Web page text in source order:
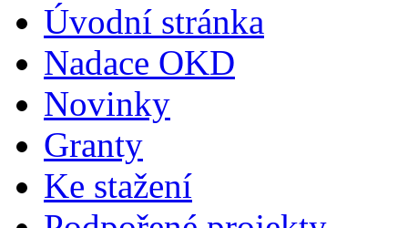
Úvodní stránka
Nadace OKD
Novinky
Granty
Ke stažení